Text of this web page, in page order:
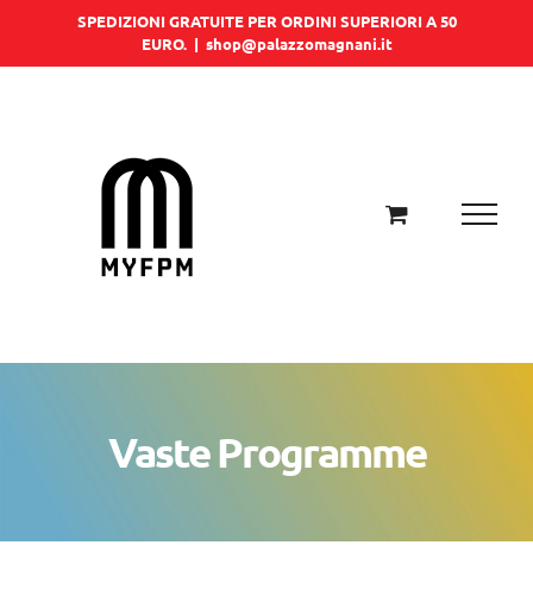
SPEDIZIONI GRATUITE PER ORDINI SUPERIORI A 50
EURO. | shop@palazzomagnani.it
Vaste Programme